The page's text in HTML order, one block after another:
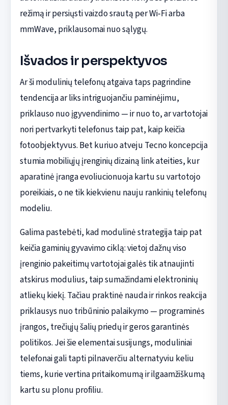
režimą ir persiųsti vaizdo srautą per Wi‑Fi arba
mmWave, priklausomai nuo sąlygų.
Išvados ir perspektyvos
Ar ši modulinių telefonų atgaiva taps pagrindine
tendencija ar liks intriguojančiu paminėjimu,
priklauso nuo įgyvendinimo — ir nuo to, ar vartotojai
nori pertvarkyti telefonus taip pat, kaip keičia
fotoobjektyvus. Bet kuriuo atveju Tecno koncepcija
stumia mobiliųjų įrenginių dizainą link ateities, kur
aparatinė įranga evoliucionuoja kartu su vartotojo
poreikiais, o ne tik kiekvienu nauju rankinių telefonų
modeliu.
Galima pastebėti, kad modulinė strategija taip pat
keičia gaminių gyvavimo ciklą: vietoj dažnų viso
įrenginio pakeitimų vartotojai galės tik atnaujinti
atskirus modulius, taip sumažindami elektroninių
atliekų kiekį. Tačiau praktinė nauda ir rinkos reakcija
priklausys nuo tribūninio palaikymo — programinės
įrangos, trečiųjų šalių priedų ir geros garantinės
politikos. Jei šie elementai susijungs, moduliniai
telefonai gali tapti pilnaverčiu alternatyviu keliu
tiems, kurie vertina pritaikomumą ir ilgaamžiškumą
kartu su plonu profiliu.